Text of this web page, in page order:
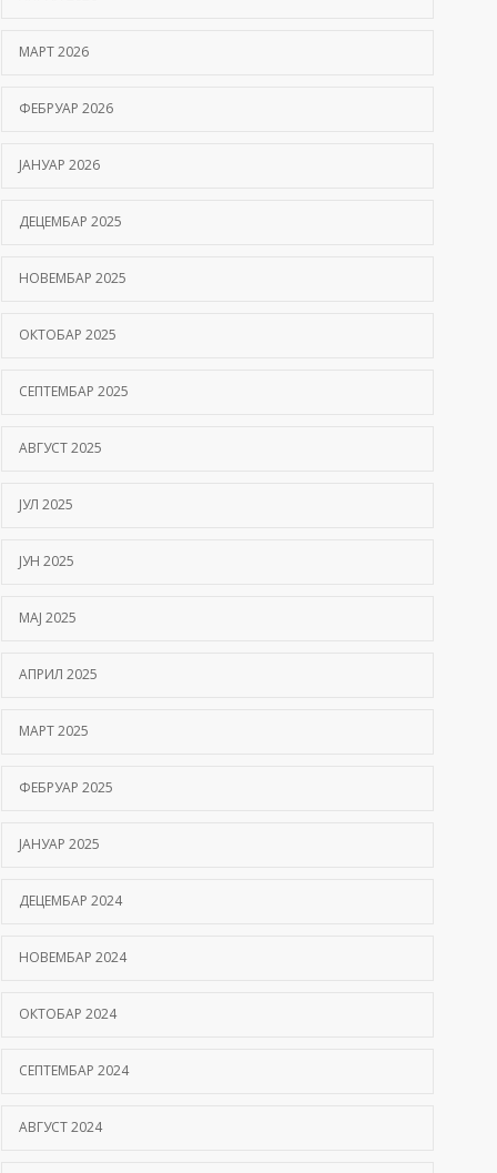
Hemofilija: Kako prepoznati simptome i kada se
09/06/2026
Kako hiperbarična komora pomaže oporavak
01/06/2026
МАРТ 2026
ФЕБРУАР 2026
ЈАНУАР 2026
ДЕЦЕМБАР 2025
НОВЕМБАР 2025
ОКТОБАР 2025
СЕПТЕМБАР 2025
АВГУСТ 2025
ЈУЛ 2025
ЈУН 2025
МАЈ 2025
АПРИЛ 2025
МАРТ 2025
ФЕБРУАР 2025
ЈАНУАР 2025
ДЕЦЕМБАР 2024
НОВЕМБАР 2024
ОКТОБАР 2024
СЕПТЕМБАР 2024
АВГУСТ 2024